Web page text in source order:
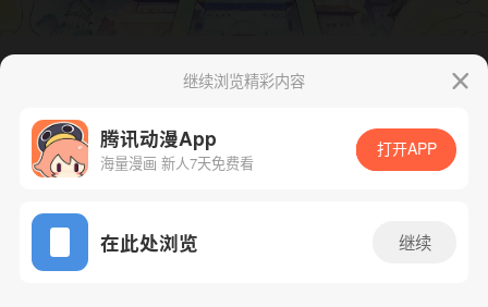
App免费看
腾漫App免费看
继续浏览精彩内容
腾讯动漫App
海量漫画 新人7天免费看
打开APP
在此处浏览 继续